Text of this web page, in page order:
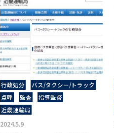
行政処分
バス/タクシー/トラック
点呼
監査
指導監督
近畿運輸局
2024.5.9